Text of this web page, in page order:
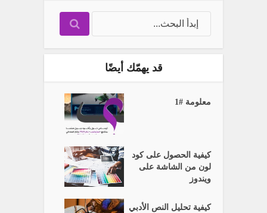
قد يهمّك أيضًا
معلومة #1
كيفية الحصول على كود
لون من الشاشة على
ويندوز
كيفية تحليل النص الأدبي